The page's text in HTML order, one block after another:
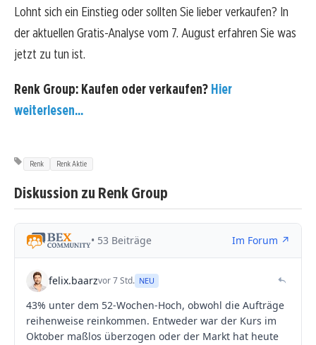
Lohnt sich ein Einstieg oder sollten Sie lieber verkaufen? In
der aktuellen Gratis-Analyse vom 7. August erfahren Sie was
jetzt zu tun ist.
Renk Group: Kaufen oder verkaufen? Hier
weiterlesen...
Renk Renk Aktie
Diskussion zu Renk Group